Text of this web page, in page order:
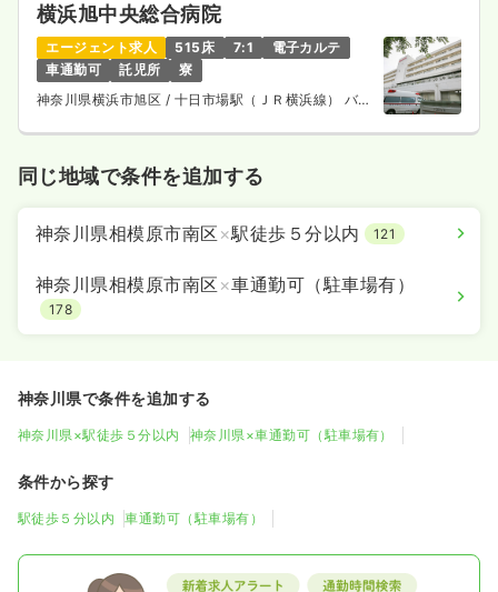
横浜旭中央総合病院
エージェント求人 515床 7:1
電子カルテ
車通勤可
託児所
寮
神奈川県横浜市旭区 / 十日市場駅（ＪＲ横浜線） バス
同じ地域で条件を追加する
神奈川県相模原市南区 ×駅徒歩５分以内 121
神奈川県相模原市南区 ×車通勤可（駐車場有）
178
神奈川県で条件を追加する
神奈川県×駅徒歩５分以内 神奈川県×車通勤可（駐車場有）
条件から探す
駅徒歩５分以内 車通勤可（駐車場有）